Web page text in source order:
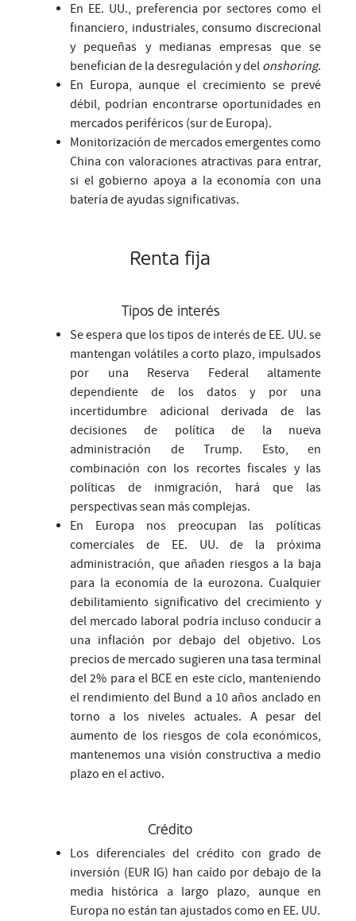
En EE. UU., preferencia por sectores como el
financiero, industriales, consumo discrecional
y pequeñas y medianas empresas que se
benefician de la desregulación y del onshoring.
En Europa, aunque el crecimiento se prevé
débil, podrían encontrarse oportunidades en
mercados periféricos (sur de Europa).
Monitorización de mercados emergentes como
China con valoraciones atractivas para entrar,
si el gobierno apoya a la economía con una
batería de ayudas significativas.
Renta fija
Tipos de interés
Se espera que los tipos de interés de EE. UU. se
mantengan volátiles a corto plazo, impulsados
por una Reserva Federal altamente
dependiente de los datos y por una
incertidumbre adicional derivada de las
decisiones de política de la nueva
administración de Trump. Esto, en
combinación con los recortes fiscales y las
políticas de inmigración, hará que las
perspectivas sean más complejas.
En Europa nos preocupan las políticas
comerciales de EE. UU. de la próxima
administración, que añaden riesgos a la baja
para la economía de la eurozona. Cualquier
debilitamiento significativo del crecimiento y
del mercado laboral podría incluso conducir a
una inflación por debajo del objetivo. Los
precios de mercado sugieren una tasa terminal
del 2% para el BCE en este ciclo, manteniendo
el rendimiento del Bund a 10 años anclado en
torno a los niveles actuales. A pesar del
aumento de los riesgos de cola económicos,
mantenemos una visión constructiva a medio
plazo en el activo.
Crédito
Los diferenciales del crédito con grado de
inversión (EUR IG) han caído por debajo de la
media histórica a largo plazo, aunque en
Europa no están tan ajustados como en EE. UU.